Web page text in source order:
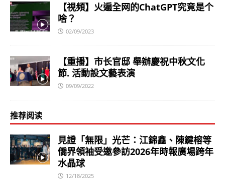
【視頻】火遍全网的ChatGPT究竟是个
啥？
02/09/2023
【重播】市长官邸 舉辦慶祝中秋文化
節. 活動設文藝表演
09/09/2022
推荐阅读
見證「無限」光芒：江錦鑫、陳鍵榕等
僑界領袖受邀參訪2026年時報廣場跨年
水晶球
12/18/2025